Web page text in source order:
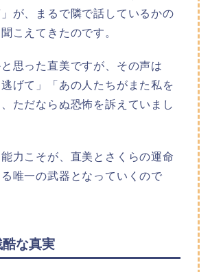
が、まるで隣で話しているかの
こえてきたのです。
思った直美ですが、その声は
逃げて」「あの人たちがまた私を
ただならぬ恐怖を訴えていまし
力こそが、直美とさくらの運命
唯一の武器となっていくので
な真実